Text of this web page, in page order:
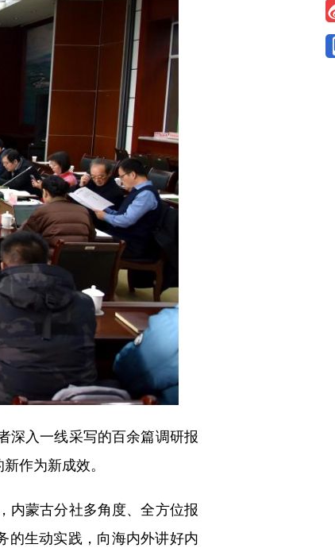
入一线采写的百余篇调研报
作为新成效。
蒙古分社多角度、全方位报
的生动实践，向海内外讲好内